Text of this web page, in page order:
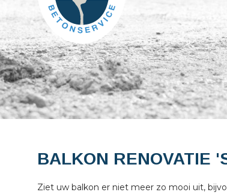
BALKON RENOVATIE
Ziet uw balkon er niet meer zo mooi uit,